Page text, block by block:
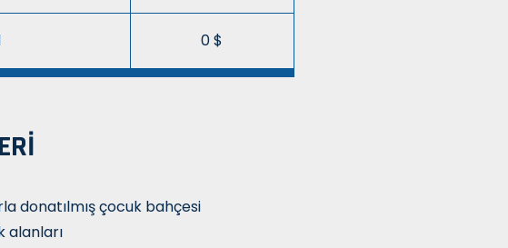
0 $
donatılmış çocuk bahçesi
alanları